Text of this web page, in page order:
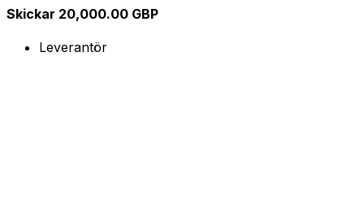
Skickar 20,000.00 GBP
Leverantör